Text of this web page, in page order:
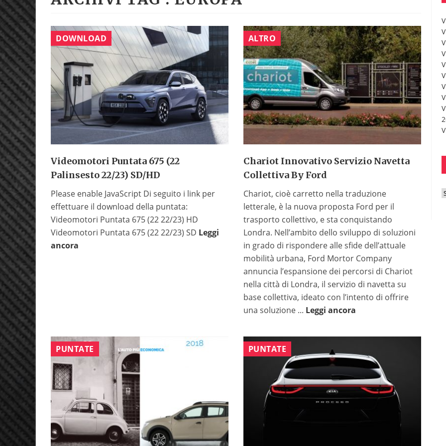
DOWNLOAD
Videomotori Puntata 675 (22
Palinsesto 22/23) SD/HD
Please enable JavaScript Di seguito i link per
effettuare il download della puntata:
Videomotori Puntata 675 (22 22/23) HD
Videomotori Puntata 675 (22 22/23) SD Leggi
ancora
ALTRO
Chariot Innovativo Servizio Navetta
Collettiva By Ford
Chariot, cioè carretto nella traduzione
letterale, è la nuova proposta Ford per il
trasporto collettivo, e sta conquistando
Londra. Nell’ambito dello sviluppo di soluzioni
in grado di rispondere alle sfide dell’attuale
mobilità urbana, Ford Mortor Company
annuncia l’espansione dei percorsi di Chariot
nella città di Londra, il servizio di navetta su
base collettiva, ideato con l’intento di offrire
una soluzione ... Leggi ancora
PUNTATE PUNTATE
A